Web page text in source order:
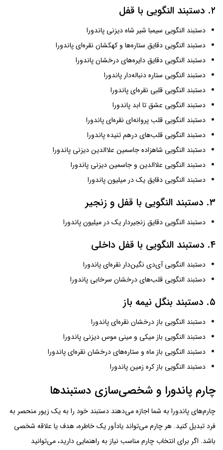
۲. دستبند النگویی با قفل
دستبند النگویی سیمبا شیر شاه دیزنی پاندورا
دستبند النگویی دقایق ستاره‌ها و کهکشان نقره‌ای پاندورا
دستبند النگویی دقایق دایره‌های درخشان پاندورا
دستبند النگویی ستاره دنباله‌دار پاندورا
دستبند النگویی قلبی نقره‌ای پاندورا
دستبند النگویی عشق تا ابد پاندورا
دستبند النگویی قلب پروانه‌ای نقره‌ای پاندورا
دستبند النگویی قلب‌های درهم تنیده پاندورا
دستبند النگویی شاهزاده جاسمین علاالدین دیزنی پاندورا
دستبند النگویی علاالدین و جاسمین دیزنی پاندورا
دستبند النگویی دقایق یک در میلیون پاندورا
۳. دستبند النگویی با قفل و زنجیر
دستبند النگویی دقایق زنجیردار یک در میلیون پاندورا
۴. دستبند النگویی با قفل داخلی
دستبند النگویی آی‌دی نگین‌دار نقره‌ای پاندورا
دستبند النگویی قلب‌های درخشان سرخابی پاندورا
۵. دستبند بنگل نیمه باز
دستبند النگویی باز درخشان نقره‌ای پاندورا
دستبند النگویی باز میکی و مینی موس دیزنی پاندورا
دستبند النگویی باز ماه و ستاره‌های درخشان نقره‌ای پاندورا
دستبند النگویی باز کره زمین پاندورا
چارم پاندورا و شخصی‌سازی دستبندها
چارم‌های پاندورا به شما اجازه می‌دهند دستبند خود را به یک زیور منحصر به
فرد تبدیل کنید. هر چارم می‌تواند یادآور یک خاطره، هدف یا علاقه شخصی
باشد. اگر برای انتخاب چارم مناسب نیاز به راهنمایی دارید، می‌توانید